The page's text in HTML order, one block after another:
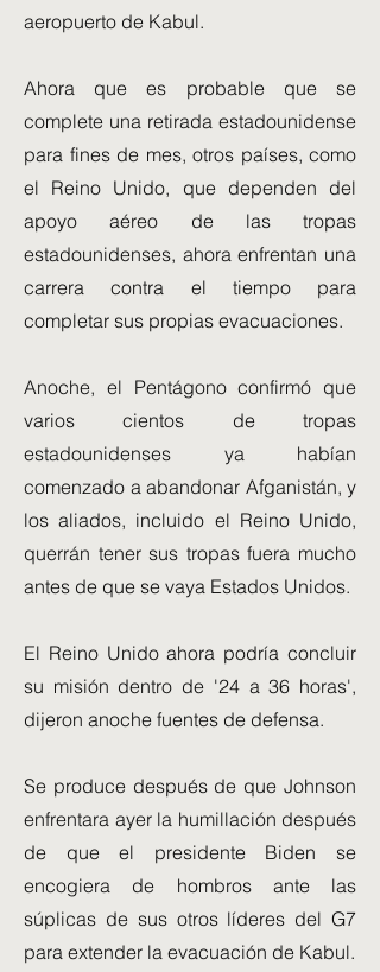
aeropuerto de Kabul.
Ahora que es probable que se
complete una retirada estadounidense
para fines de mes, otros países, como
el Reino Unido, que dependen del
apoyo aéreo de las tropas
estadounidenses, ahora enfrentan una
carrera contra el tiempo para
completar sus propias evacuaciones.
Anoche, el Pentágono confirmó que
varios cientos de tropas
estadounidenses ya habían
comenzado a abandonar Afganistán, y
los aliados, incluido el Reino Unido,
querrán tener sus tropas fuera mucho
antes de que se vaya Estados Unidos.
El Reino Unido ahora podría concluir
su misión dentro de '24 a 36 horas',
dijeron anoche fuentes de defensa.
Se produce después de que Johnson
enfrentara ayer la humillación después
de que el presidente Biden se
encogiera de hombros ante las
súplicas de sus otros líderes del G7
para extender la evacuación de Kabul.